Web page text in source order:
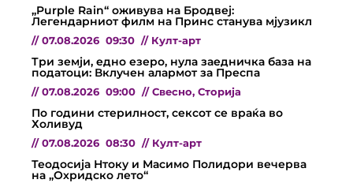
„Purple Rain“ оживува на Бродвеј:
Легендарниот филм на Принс станува мјузикл
// 07.08.2026 09:30 // Култ-арт
Три земји, едно езеро, нула заедничка база на
податоци: Вклучен алармот за Преспа
// 07.08.2026 09:00 // Свесно, Сторија
По години стерилност, сексот се враќа во
Холивуд
// 07.08.2026 08:30 // Култ-арт
Теодосија Нтоку и Масимо Полидори вечерва
на „Охридско лето“